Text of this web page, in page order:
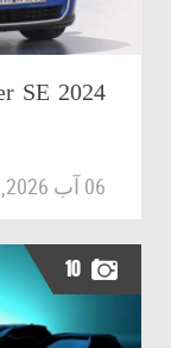
2024 Cooper SE
06 آب 2026, 01:02 م
10